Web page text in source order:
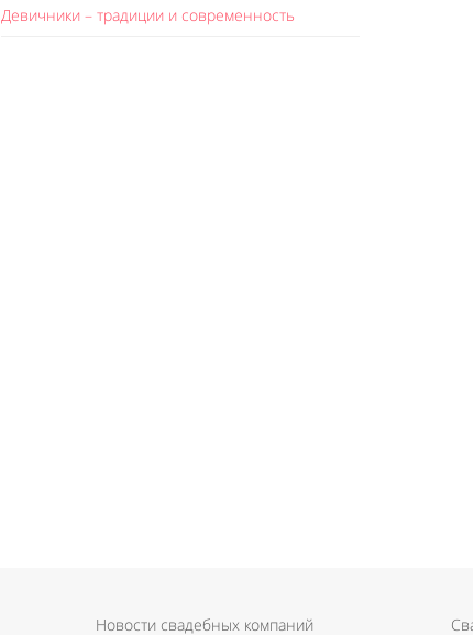
Девичники – традиции и современность
Новости свадебных компаний